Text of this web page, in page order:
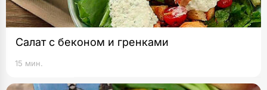
Салат с беконом и гренками
15 мин.